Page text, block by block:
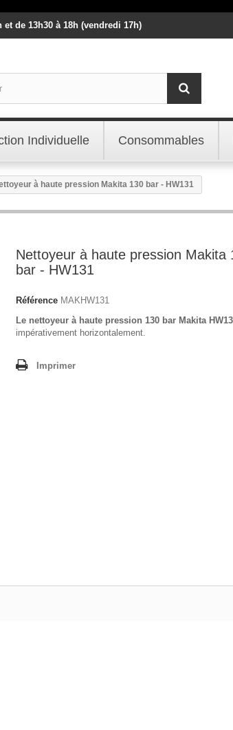
de 13h30 à 18h (vendredi 17h)
Individuelle Consommables
à haute pression Makita 130 bar - HW131
Nettoyeur à haute pression Makita
bar - HW131
Référence MAKHW131
Le nettoyeur à haute pression 130 bar Makita
impérativement horizontalement.
Imprimer